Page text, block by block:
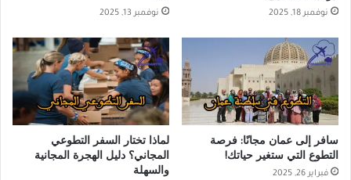
نوفمبر 18, 2025 نوفمبر 13, 2025
سافر إلى عمان مجانًا: فرصة
التطوع التي ستغير حياتك!
فبراير 26, 2025
لماذا تختار السفر التطوعي
المجاني؟ دليل الهجرة المجانية
والسهلة